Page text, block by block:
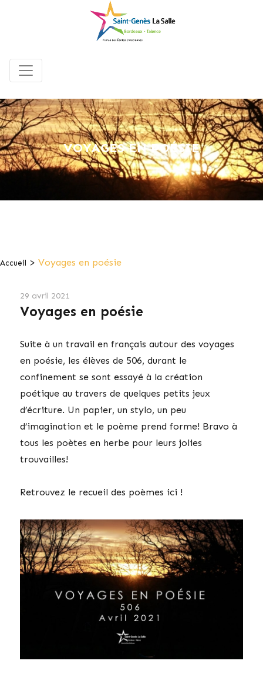
VOYAGES EN POÉSIE
Accueil > Voyages en poésie
29 avril 2021
Voyages en poésie
Suite à un travail en français autour des voyages
en poésie, les élèves de 506, durant le
confinement se sont essayé à la création
poétique au travers de quelques petits jeux
d’écriture. Un papier, un stylo, un peu
d’imagination et le poème prend forme! Bravo à
tous les poètes en herbe pour leurs jolies
trouvailles!
Retrouvez le recueil des poèmes ici !